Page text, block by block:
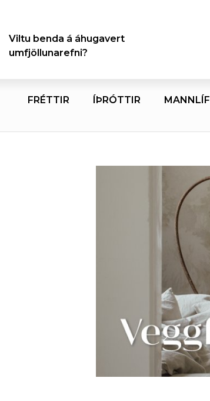
Viltu benda á áhugavert
umfjöllunarefni?
FRÉTTIR ÍÞRÓTTIR MANNLÍF